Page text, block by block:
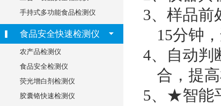
手持式多功能食品检测仪
食品安全快速检测仪
农产品检测仪
食品安全检测仪
荧光增白剂检测仪
胶囊铬快速检测仪
3、样品前
15分钟
4、自动判
合，提
5、★智能